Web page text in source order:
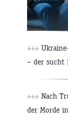
+++
– der sucht
+++ Nach
der Morde